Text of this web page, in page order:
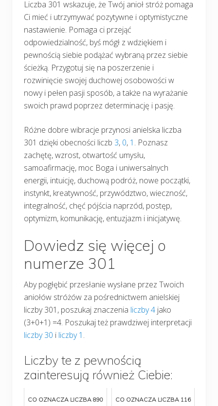
Liczba 301 wskazuje, że Twój anioł stróż pomaga
Ci mieć i utrzymywać pozytywne i optymistyczne
nastawienie. Pomaga ci przejąć
odpowiedzialność, byś mógł z wdziękiem i
pewnością siebie podążać wybraną przez siebie
ścieżką. Przygotuj się na poszerzenie i
rozwinięcie swojej duchowej osobowości w
nowy i pełen pasji sposób, a także na wyrażanie
swoich prawd poprzez determinację i pasję.
Różne dobre wibracje przynosi anielska liczba
301 dzięki obecności liczb 3, 0, 1 . Poznasz
zachętę, wzrost, otwartość umysłu,
samoafirmację, moc Boga i uniwersalnych
energii, intuicję, duchową podróż, nowe początki,
instynkt, kreatywność, przywództwo, wieczność,
integralność, chęć pójścia naprzód, postęp,
optymizm, komunikację, entuzjazm i inicjatywę.
Dowiedz się więcej o
numerze 301
Aby pogłębić przesłanie wysłane przez Twoich
aniołów stróżów za pośrednictwem anielskiej
liczby 301, poszukaj znaczenia liczby 4 jako
(3+0+1) =4. Poszukaj też prawdziwej interpretacji
liczby 30 i liczby 1 .
Liczby te z pewnością
zainteresują również Ciebie:
CO OZNACZA LICZBA 890 CO OZNACZA LICZBA 116